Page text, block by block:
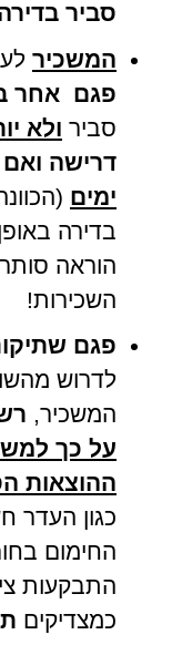
סביר
המשכיר
פגם אחר
סביר ולא
דרישה ואם
ימים
בדירה
הוראה
השכירות!
פגם
לדרוש
המשכיר,
על כך
ההוצאות
כגון העדר
החימום
התבקעות
כמצדיקים